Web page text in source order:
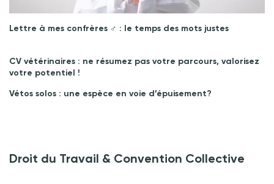
Lettre à mes confrères ♂︎ : le temps des mots justes
CV vétérinaires : ne résumez pas votre parcours, valorisez
votre potentiel !
Vétos solos : une espèce en voie d’épuisement?
Droit du Travail & Convention Collective